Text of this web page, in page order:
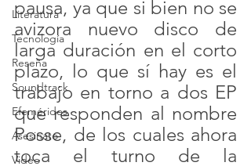
Literatura
Tecnología
Reseña
Soundtrack
Efemérides
Asesinato
Video
pausa, ya que si bien no se
avizora nuevo disco de
larga duración en el corto
plazo, lo que sí hay es el
trabajo en torno a dos EP
que responden al nombre
Posse, de los cuales ahora
toca el turno de la